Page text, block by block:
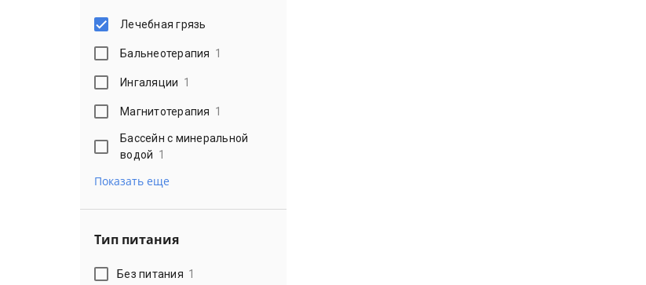
Лечебная грязь
Бальнеотерапия 1
Ингаляции 1
Магнитотерапия 1
Бассейн с минеральной
водой 1
Показать еще
Тип питания
Без питания 1